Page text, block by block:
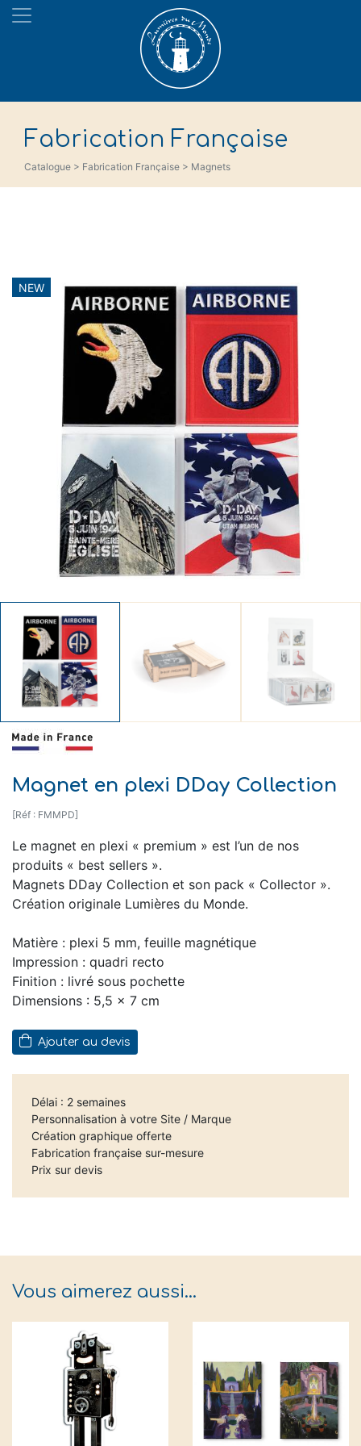
Fabrication Française
Catalogue > Fabrication Française > Magnets
NEW
Magnet en plexi DDay Collection
[Réf : FMMPD]
Le magnet en plexi « premium » est l’un de nos
produits « best sellers ».
Magnets DDay Collection et son pack « Collector ».
Création originale Lumières du Monde.
Matière : plexi 5 mm, feuille magnétique
Impression : quadri recto
Finition : livré sous pochette
Dimensions : 5,5 x 7 cm
Ajouter au devis
Délai : 2 semaines
Personnalisation à votre Site / Marque
Création graphique offerte
Fabrication française sur-mesure
Prix sur devis
Vous aimerez aussi…